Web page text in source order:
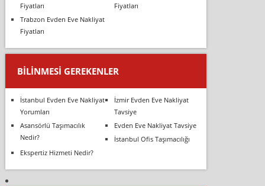
Fiyatları
Fiyatları
Trabzon Evden Eve Nakliyat
Fiyatları
BILINMESI GEREKENLER
İstanbul Evden Eve Nakliyat
Yorumları
İzmir Evden Eve Nakliyat
Tavsiye
Asansörlü Taşımacılık
Nedir?
Evden Eve Nakliyat Tavsiye
İstanbul Ofis Taşımacılığı
Ekspertiz Hizmeti Nedir?